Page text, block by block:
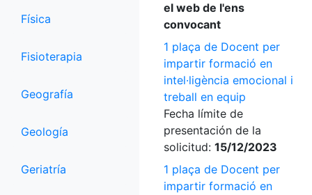
Física
Fisioterapia
Geografía
Geología
Geriatría
el web de l'ens
convocant
1 plaça de Docent per
impartir formació en
intel·ligència emocional i
treball en equip
Fecha límite de
presentación de la
solicitud: 15/12/2023
1 plaça de Docent per
impartir formació en